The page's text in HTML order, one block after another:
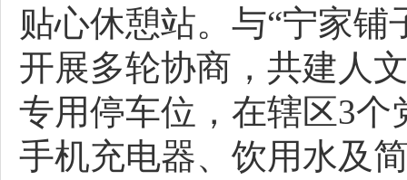
贴心休憩站。与“宁家
开展多轮协商，共建人
专用停车位，在辖区3
手机充电器、饮用水及